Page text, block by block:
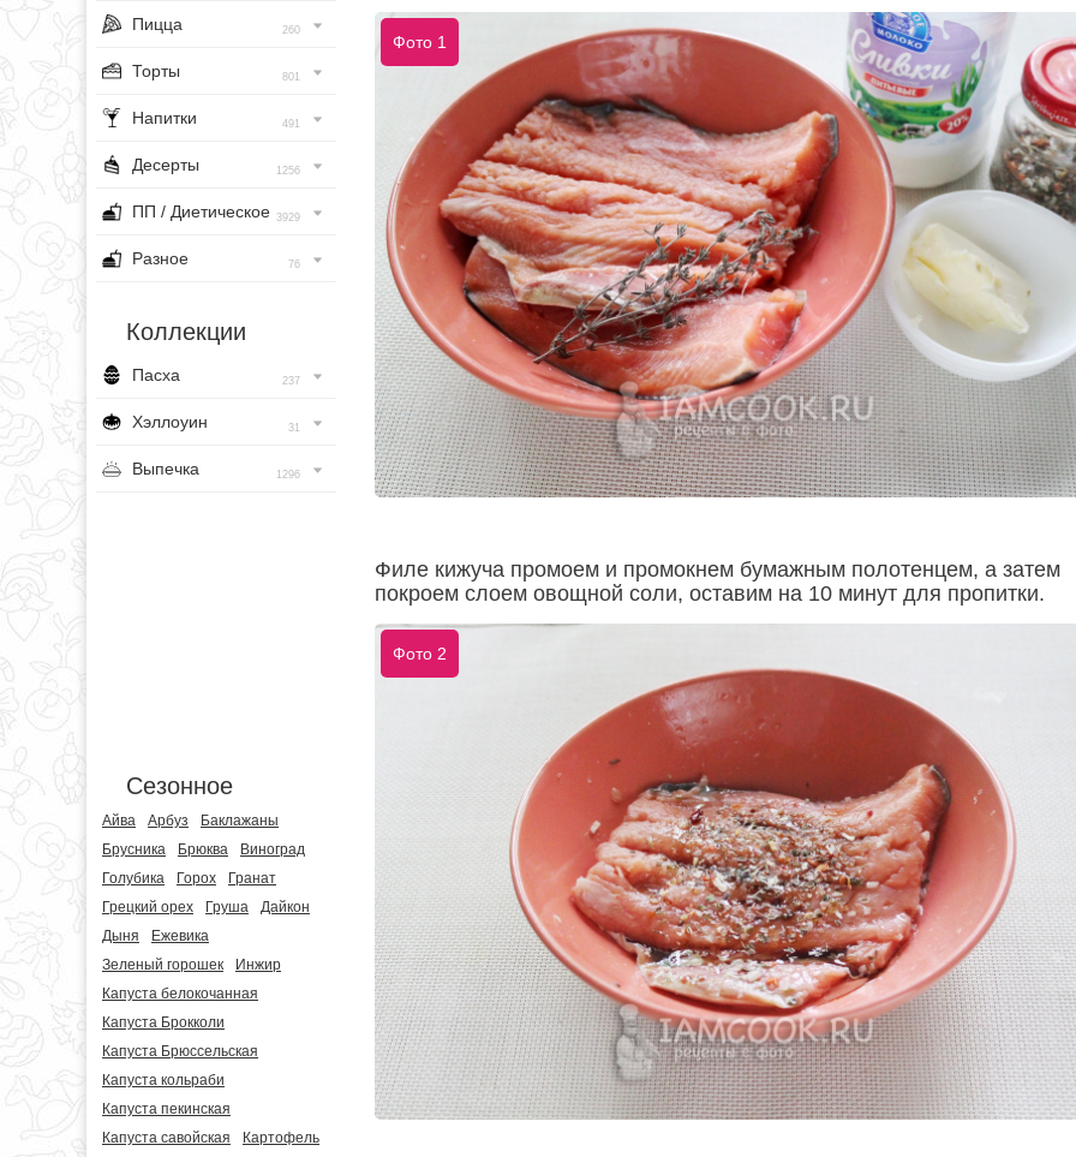
Пицца 260
Торты 801
Напитки 491
Десерты 1256
ПП / Диетическое 3929
Разное 76
Коллекции
Пасха 237
Хэллоуин 31
Выпечка 1296
Сезонное
Айва Арбуз
Баклажаны
Брусника
Брюква
Виноград
Голубика
Горох
Гранат
Грецкий орех
Груша
Дайкон
Дыня
Ежевика
Зеленый горошек
Инжир
Капуста белокочанная
Капуста Брокколи
Капуста Брюссельская
Капуста кольраби
Капуста пекинская
Капуста савойская
Картофель
Фото 1
Филе кижуча промоем и промокнем бумажным полотенцем, а затем
покроем слоем овощной соли, оставим на 10 минут для пропитки.
Фото 2